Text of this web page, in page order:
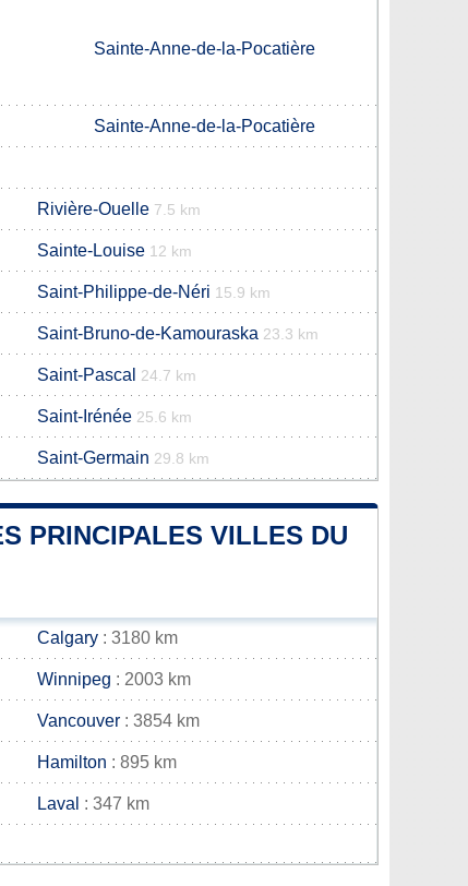
Sainte-Anne-de-la-Pocatière
Sainte-Anne-de-la-Pocatière
Rivière-Ouelle 7.5 km
Sainte-Louise 12 km
Saint-Philippe-de-Néri 15.9 km
Saint-Bruno-de-Kamouraska 23.3 km
Saint-Pascal 24.7 km
Saint-Irénée 25.6 km
Saint-Germain 29.8 km
PRINCIPALES VILLES DU
Calgary : 3180 km
Winnipeg : 2003 km
Vancouver : 3854 km
Hamilton : 895 km
Laval : 347 km